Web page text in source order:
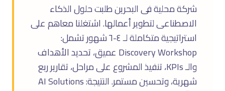
شركة محلية فى البحرين طلبت حلول الذكاء
الاصطناعى لتطوير أعمالها. اشتغلنا معاهم على
استراتيجية متكاملة لـ ٤-٦ شهور تشمل:
Discovery Workshop عميق، تحديد الأهداف
والـ KPIs، تنفيذ المشروع على مراحل، تقارير ربع
شهرية، وتحسين مستمر. النتيجة: AI Solutions